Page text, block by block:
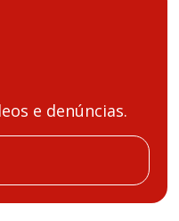
e denúncias.